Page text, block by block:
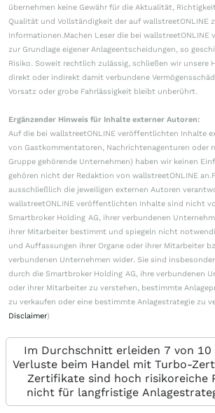
übernehmen keine Gewähr für die Aktualität,
Qualität und Vollständigkeit der auf wallstreetONLINE
Informationen.Machen Leser die bei
zur Grundlage eigener Anlageentscheidungen, so
Risiko. Soweit rechtlich zulässig, schließen wir unsere
direkt oder indirekt damit verbundene
Vorsatz oder grobe Fahrlässigkeit bleibt unberührt.
Ergänzender Hinweis für Inhalte externer Autoren:
Auf die bei wallstreetONLINE veröffentlichten Inhalte
von Gastkommentatoren, Nachrichtenagenturen oder
Gruppe gehörende Unternehmen) haben wir keinen
gehören nicht der Redaktion von wallstreetONLINE
ausschließlich die jeweiligen externen Autoren
wallstreetONLINE veröffentlichten Inhalte sind nicht
Smartbroker Holding AG, ihrer verbundenen
ihrer Mitarbeiter bestimmt und spiegeln nicht
und Auffassungen ihrer Organe oder ihrer Mitarbeiter
verbundenen Unternehmen wider. Sie sind
durch die Smartbroker Holding AG, ihre verbundenen
oder ihrer Mitarbeiter zu verstehen, bestimmte
zu verkaufen oder eine bestimmte Anlagestrategie zu
Disclaimer)
Im Durchschnitt erleiden 7 von 10
Verluste beim Handel mit Turbo-
Zertifikate sind hoch risikoreiche
nicht für langfristige